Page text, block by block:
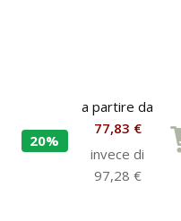
20%
a partire da
77,83 €
invece di
97,28 €